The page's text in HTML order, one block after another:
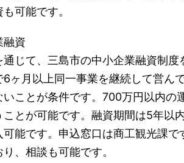
可能です。
融資
通じて、三島市の中小企業融資制
6ヶ月以上同一事業を継続して営ん
いことが条件です。700万円以内の
ことが可能です。融資期間は5年以
能です。申込窓口は商工観光課で
、相談も可能です。